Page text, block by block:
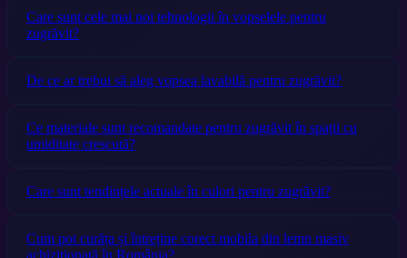
Care sunt cele mai noi tehnologii în vopselele pentru
zugrăvit?
De ce ar trebui să aleg vopsea lavabilă pentru zugrăvit?
Ce materiale sunt recomandate pentru zugrăvit în spații cu
umiditate crescută?
Care sunt tendințele actuale în culori pentru zugrăvit?
Cum pot curăța și întreține corect mobila din lemn masiv
achiziționată în România?